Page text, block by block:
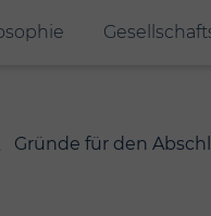
Gründe für den